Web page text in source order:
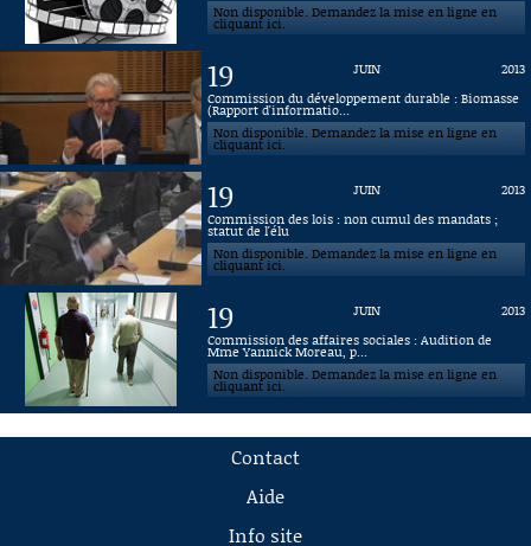
Non disponible. Demandez la mise en ligne en
cliquant ici.
19 JUIN
2013
Commission du développement durable : Biomasse
(Rapport d'informatio...
Non disponible. Demandez la mise en ligne en
cliquant ici.
19 JUIN
2013
Commission des lois : non cumul des mandats ;
statut de l'élu
Non disponible. Demandez la mise en ligne en
cliquant ici.
19 JUIN
2013
Commission des affaires sociales : Audition de
Mme Yannick Moreau, p...
Non disponible. Demandez la mise en ligne en
cliquant ici.
Contact
Aide
Info site